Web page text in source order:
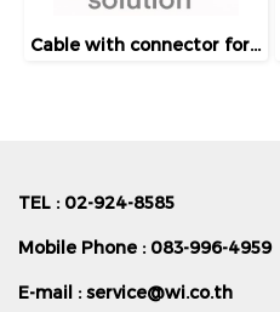
Cable with connector for emitter [C&D-CD10]
TEL : 02-924-8585
Mobile Phone : 083-996-4959
E-mail :service@wi.co.th